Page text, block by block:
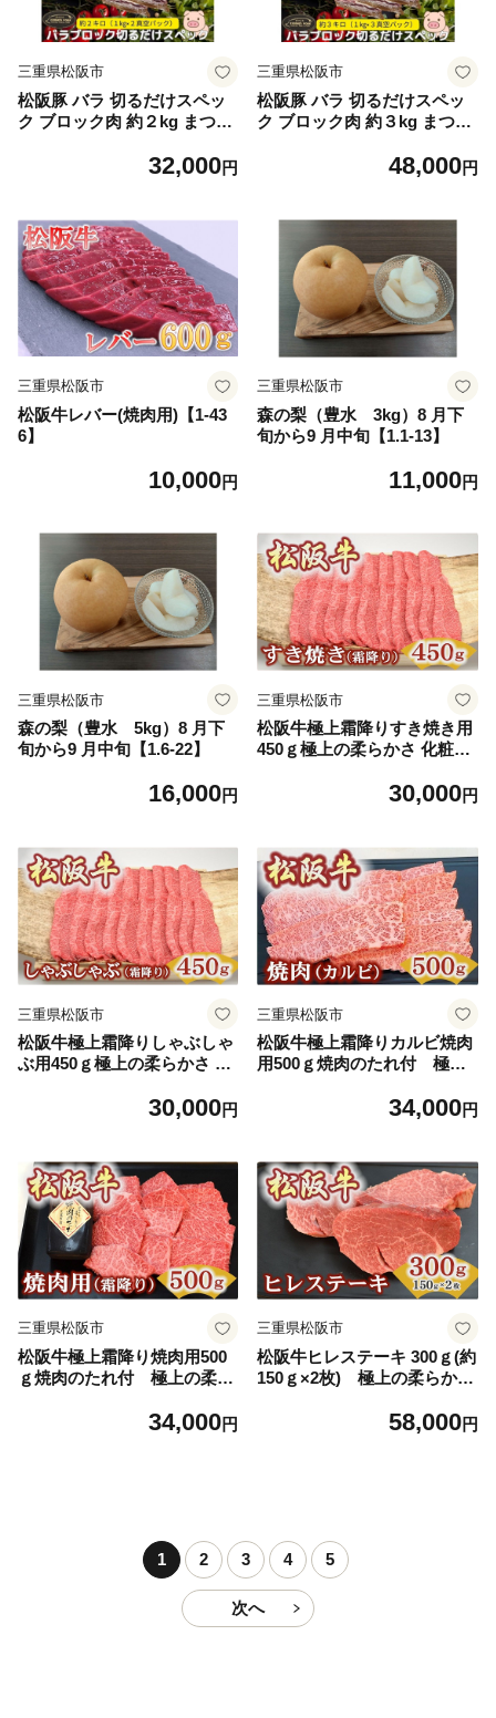
三重県松阪市
松阪豚 バラ 切るだけスペッ
ク ブロック肉 約２kg まつぶ
ランド 回鍋肉 カレー 角煮 焼
送料無料【3.2-5】
32,000円
三重県松阪市
松阪豚 バラ 切るだけスペッ
ク ブロック肉 約３kg まつぶ
ランド 回鍋肉 カレー 角煮 焼
送料無料【4.8-2】
48,000円
三重県松阪市
松阪牛レバー(焼肉用)【1-43
6】
10,000円
三重県松阪市
森の梨（豊水 3kg）8 月下
旬から9 月中旬【1.1-13】
11,000円
三重県松阪市
森の梨（豊水 5kg）8 月下
旬から9 月中旬【1.6-22】
16,000円
三重県松阪市
松阪牛極上霜降りすき焼き用
450ｇ極上の柔らかさ 化粧箱
肉 霜降り 高級ブランド牛 肩
贈答品 ギフト お歳暮 お中元
牛肉 とろける 和牛 三重県 松
阪市 A4 A5 特産松阪牛）【3-
193】
30,000円
三重県松阪市
松阪牛極上霜降りしゃぶしゃ
ぶ用450ｇ極上の柔らかさ 化
松阪肉 霜降り 高級ブランド
宅用 贈答品 ギフト お歳暮 お
中元 牛肉 とろける 和牛 三重
県 松阪市 A4 A5 特産松阪
牛）【3-194】
30,000円
三重県松阪市
松阪牛極上霜降りカルビ焼肉
用500ｇ焼肉のたれ付 極上
かい 松坂牛 松阪肉 高級ブラ
トA4 A5 特産松阪牛 お歳暮
お中元 牛肉 とろける 和牛 黒
毛和牛 三重県）【3.4-5】
34,000円
三重県松阪市
松阪牛極上霜降り焼肉用500
ｇ焼肉のたれ付 極上の柔ら
松坂牛 松阪肉 高級ブランド
黒毛和牛 三重県 松阪市）
34,000円
三重県松阪市
松阪牛ヒレステーキ 300ｇ(約
150ｇ×2枚) 極上の柔らかさ
高級ブランド牛 赤身 フィレ
58,000円
1 2 3 4 5
次へ